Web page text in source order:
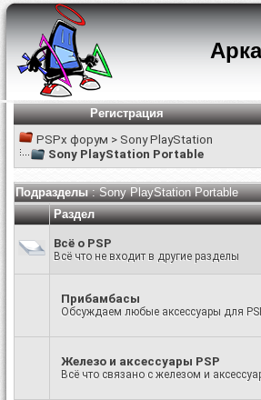
Регистрация
PSPx форум > Sony PlayStation
Sony PlayStation Portable
Подразделы: Sony PlayStation Portable
Раздел
Всё о PSP
Всё что не входит в другие разделы
Прибамбасы
Обсуждаем любые аксессуары для
Железо и аксессуары PSP
Всё что связано с железом и